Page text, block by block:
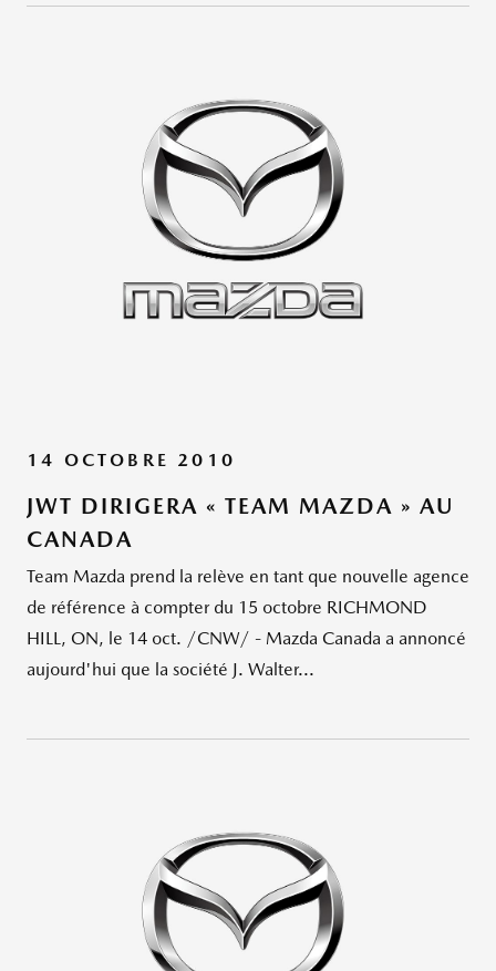
14 OCTOBRE 2010
JWT DIRIGERA « TEAM MAZDA » AU
CANADA
Team Mazda prend la relève en tant que nouvelle agence
de référence à compter du 15 octobre RICHMOND
HILL, ON, le 14 oct. /CNW/ - Mazda Canada a annoncé
aujourd'hui que la société J. Walter...